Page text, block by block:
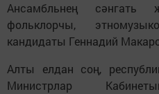
Ансамбльнең сәнгать
фольклорчы,
кандидаты Геннадий
Алты елдан соң,
Министрлар